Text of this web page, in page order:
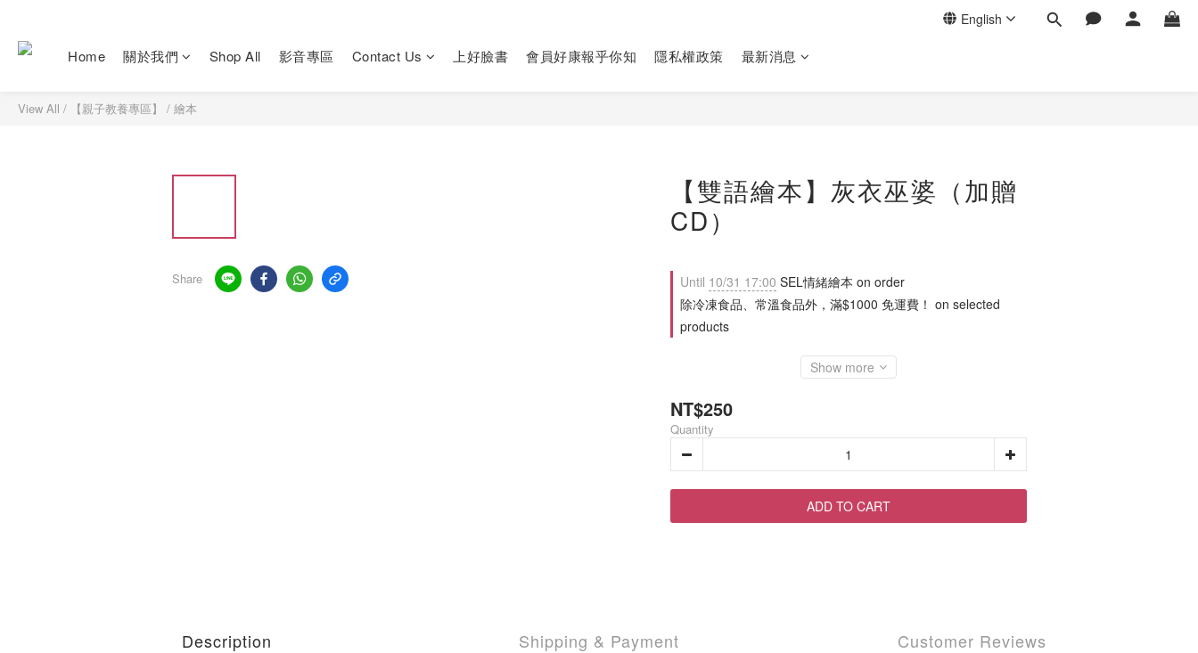
English
Home 關於我們 Shop All 影音專區 Contact Us 上好臉書 會員好康報乎你知 隱私權政策 最新消息
View All / 【親子教養專區】 / 繪本
Share
【雙語繪本】灰衣巫婆（加贈
CD）
Until 10/31 17:00 SEL情緒繪本 on order
除冷凍食品、常溫食品外，滿$1000 免運費！ on selected
products
Show more
NT$250
Quantity
ADD TO CART
Description Shipping & Payment Customer Reviews